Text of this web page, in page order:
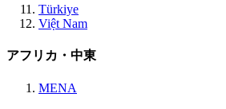
Türkiye
Việt Nam
アフリカ・中東
MENA